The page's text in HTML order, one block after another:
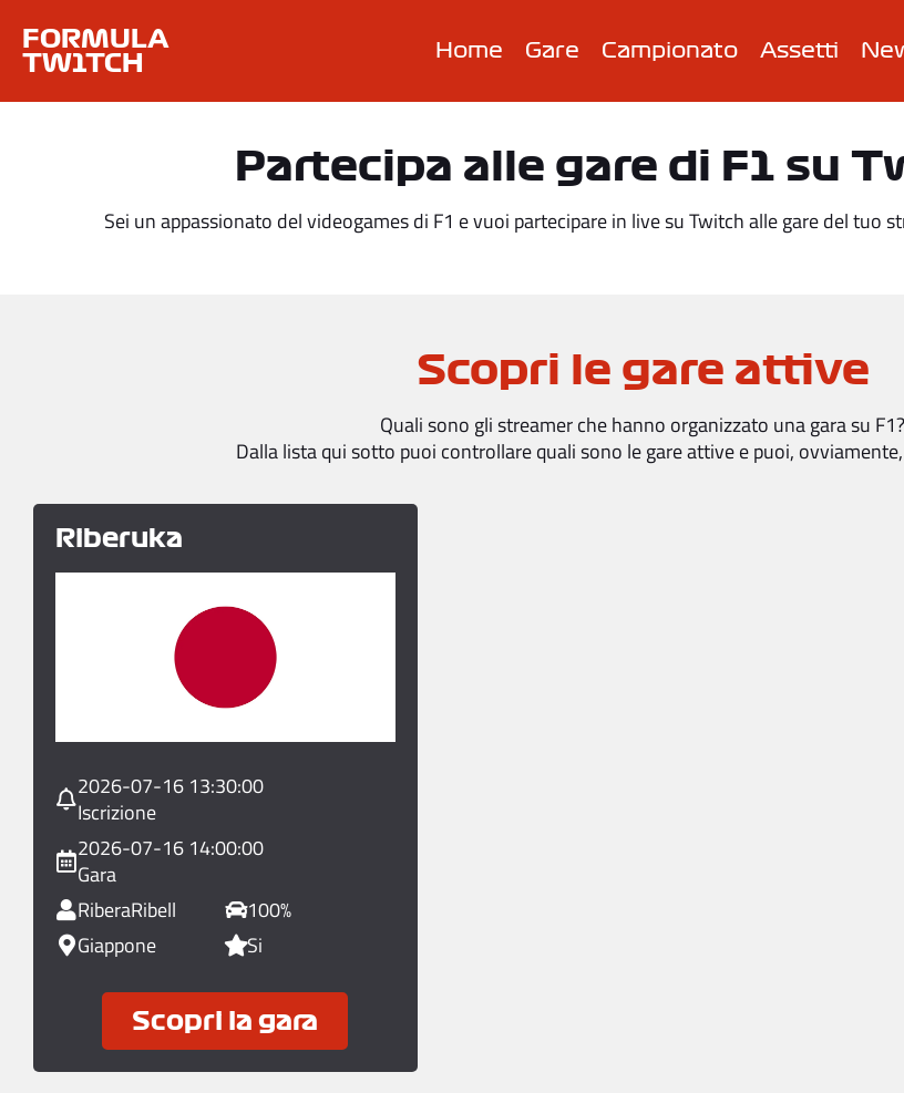
FORMULA
TW1TCH
Home Gare Campionato Assetti
Partecipa alle gare di F1 su
Sei un appassionato del videogames di F1 e vuoi partecipare in live su Twitch alle gare del tuo
Scopri le gare attive
Quali sono gli streamer che hanno organizzato una gara su F1?
Dalla lista qui sotto puoi controllare quali sono le gare attive e puoi,
Riberuka
2026-07-16 13:30:00
Iscrizione
2026-07-16 14:00:00
Gara
RiberaRibell
100%
Giappone
Si
Scopri la gara